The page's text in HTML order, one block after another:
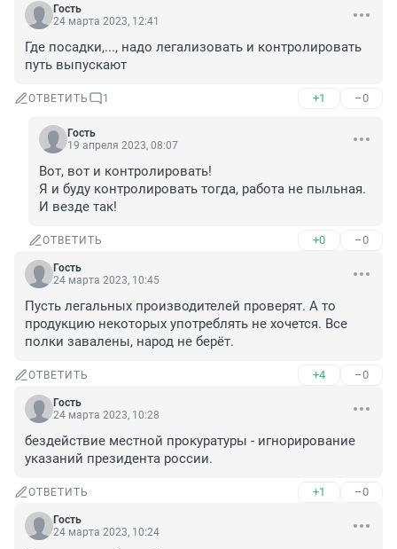
Гость
24 марта 2023, 12:41
Где посадки,..., надо легализовать и контролировать
путь выпускают
ОТВЕТИТЬ 1 +1 –0
Гость
19 апреля 2023, 08:07
Вот, вот и контролировать!
Я и буду контролировать тогда, работа не пыльная.
И везде так!
ОТВЕТИТЬ +0 –0
Гость
24 марта 2023, 10:45
Пусть легальных производителей проверят. А то
продукцию некоторых употреблять не хочется. Все
полки завалены, народ не берёт.
ОТВЕТИТЬ +4 –0
Гость
24 марта 2023, 10:28
бездействие местной прокуратуры - игнорирование
указаний президента россии.
ОТВЕТИТЬ +1 –0
Гость
24 марта 2023, 10:24